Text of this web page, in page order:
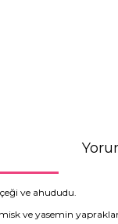
ve ahududu.
ve yasemin